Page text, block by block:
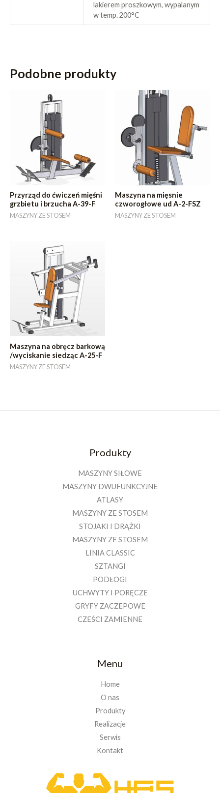
lakierem proszkowym, wypalanym
w temp. 200°C
Podobne produkty
Przyrząd do ćwiczeń mięśni
grzbietu i brzucha A-39-F
MASZYNY ZE STOSEM
Maszyna na mięsnie
czworogłowe ud A-2-FSZ
MASZYNY ZE STOSEM
Maszyna na obręcz barkową
/wyciskanie siedząc A-25-F
MASZYNY ZE STOSEM
Produkty
MASZYNY SIŁOWE
MASZYNY DWUFUNKCYJNE
ATLASY
MASZYNY ZE STOSEM
STOJAKI I DRĄŻKI
MASZYNY ZE STOSEM
LINIA CLASSIC
SZTANGI
PODŁOGI
UCHWYTY I PORĘCZE
GRYFY ZACZEPOWE
CZEŚCI ZAMIENNE
Menu
Home
O nas
Produkty
Realizacje
Serwis
Kontakt